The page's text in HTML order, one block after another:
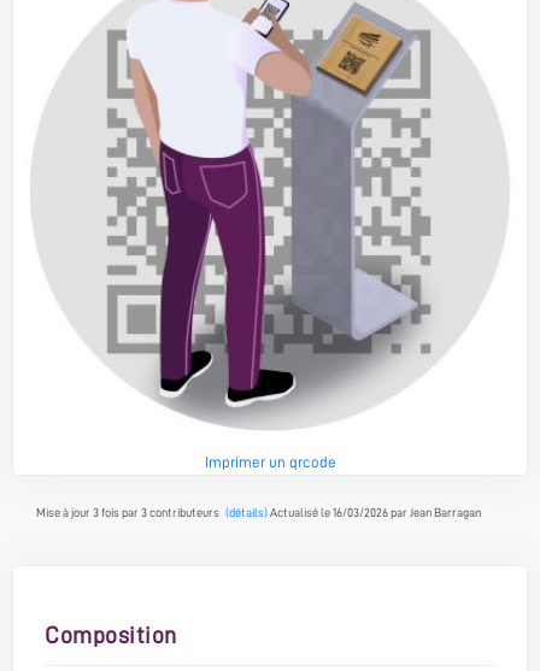
Composition
Imprimer un qrcode
Mise à jour 3 fois par 3 contributeurs (détails)Actualisé le 16/03/2026 par Jean Barragan